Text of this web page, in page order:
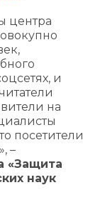
центра
и
на
посетители
–
«Защита
наук